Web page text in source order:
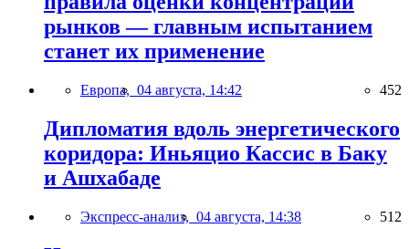
рынков — главным испытанием
станет их применение
Европа, 04 августа, 14:42 452
Дипломатия вдоль энергетического
коридора: Иньяцио Кассис в Баку
и Ашхабаде
Экспресс-анализ, 04 августа, 14:38 512